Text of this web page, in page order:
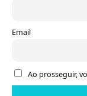
Email
Ao prosseguir,